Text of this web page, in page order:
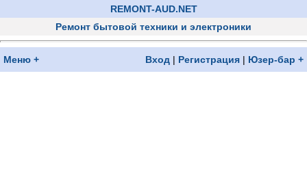
REMONT-AUD.NET
Ремонт бытовой техники и электроники
Меню + Вход | Регистрация | Юзер-бар +